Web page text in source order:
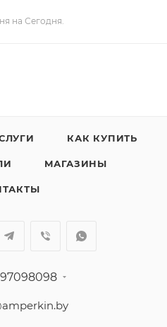
на Сегодня.
КАК КУПИТЬ
МАГАЗИНЫ